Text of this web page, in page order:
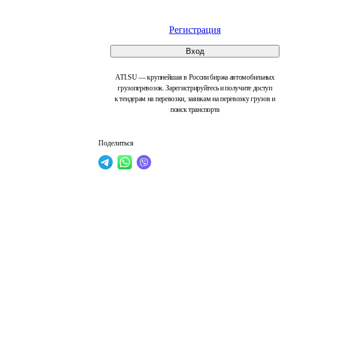
Регистрация
Вход
ATI.SU — крупнейшая в России биржа автомобильных
грузоперевозок. Зарегистрируйтесь и получите доступ
к тендерам на перевозки, заявкам на перевозку грузов и
поиск транспорта
Поделиться